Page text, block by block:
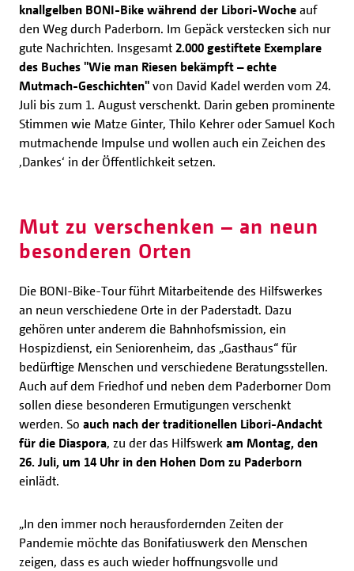
knallgelben BONI-Bike während der Libori-Woche auf
den Weg durch Paderborn. Im Gepäck verstecken sich nur
gute Nachrichten. Insgesamt 2.000 gestiftete Exemplare
des Buches "Wie man Riesen bekämpft – echte
Mutmach-Geschichten" von David Kadel werden vom 24.
Juli bis zum 1. August verschenkt. Darin geben prominente
Stimmen wie Matze Ginter, Thilo Kehrer oder Samuel Koch
mutmachende Impulse und wollen auch ein Zeichen des
‚Dankes‘ in der Öffentlichkeit setzen.
Mut zu verschenken – an neun
besonderen Orten
Die BONI-Bike-Tour führt Mitarbeitende des Hilfswerkes
an neun verschiedene Orte in der Paderstadt. Dazu
gehören unter anderem die Bahnhofsmission, ein
Hospizdienst, ein Seniorenheim, das „Gasthaus“ für
bedürftige Menschen und verschiedene Beratungsstellen.
Auch auf dem Friedhof und neben dem Paderborner Dom
sollen diese besonderen Ermutigungen verschenkt
werden. So auch nach der traditionellen Libori-Andacht
für die Diaspora, zu der das Hilfswerk am Montag, den
26. Juli, um 14 Uhr in den Hohen Dom zu Paderborn
einlädt.
„In den immer noch herausfordernden Zeiten der
Pandemie möchte das Bonifatiuswerk den Menschen
zeigen, dass es auch wieder hoffnungsvolle und